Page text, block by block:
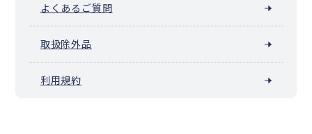
よくあるご質問
取扱除外品
利用規約